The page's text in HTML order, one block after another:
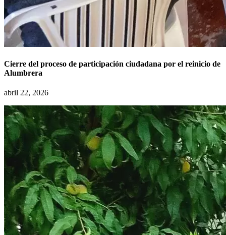
Cierre del proceso de participación ciudadana por el reinicio de
Alumbrera
abril 22, 2026